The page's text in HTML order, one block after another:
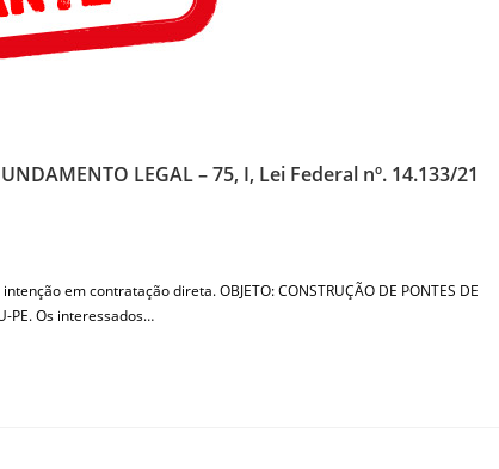
LEGAL – 75, I, Lei Federal nº. 14.133/21
em contratação direta. OBJETO: CONSTRUÇÃO DE PONTES DE
PE. Os interessados…